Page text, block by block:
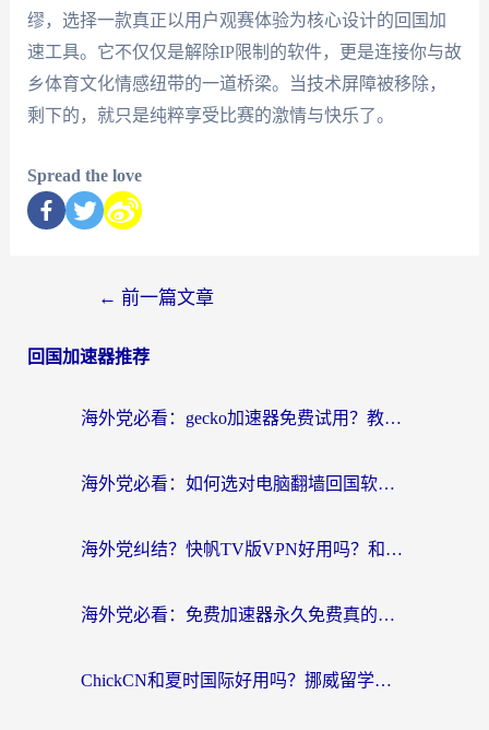
缪，选择一款真正以用户观赛体验为核心设计的回国加
速工具。它不仅仅是解除IP限制的软件，更是连接你与故
乡体育文化情感纽带的一道桥梁。当技术屏障被移除，
剩下的，就只是纯粹享受比赛的激情与快乐了。
Spread the love
← 前一篇文章
回国加速器推荐
海外党必看：gecko加速器免费试用？教你选对回国加速器，无缝刷国内剧玩游戏
海外党必看：如何选对电脑翻墙回国软件，轻松解锁国内资源？
海外党纠结？快帆TV版VPN好用吗？和扇贝手游VPN对比哪个回国效果更好？
海外党必看：免费加速器永久免费真的存在吗？教你选对回国加速器无缝刷国内资源
ChickCN和夏时国际好用吗？挪威留学生亲测3款回国加速器，附穿梭和加速喵对比指南